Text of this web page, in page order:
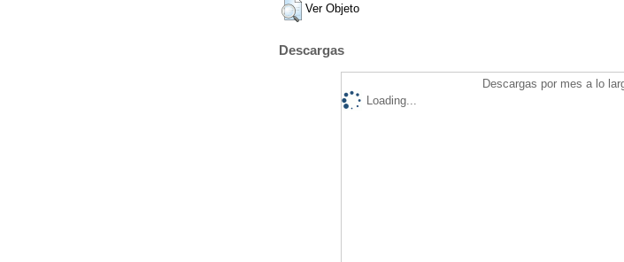
Ver Objeto
Descargas
Descargas por mes a lo
Loading...